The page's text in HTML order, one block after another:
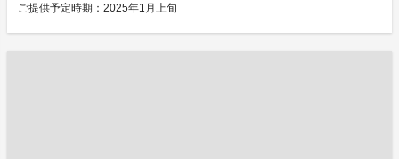
ご提供予定時期：2025年1月上旬